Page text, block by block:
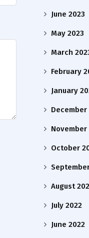
June 2023
May 2023
March
February
January
December
November
October
August
July 2022
June 2022